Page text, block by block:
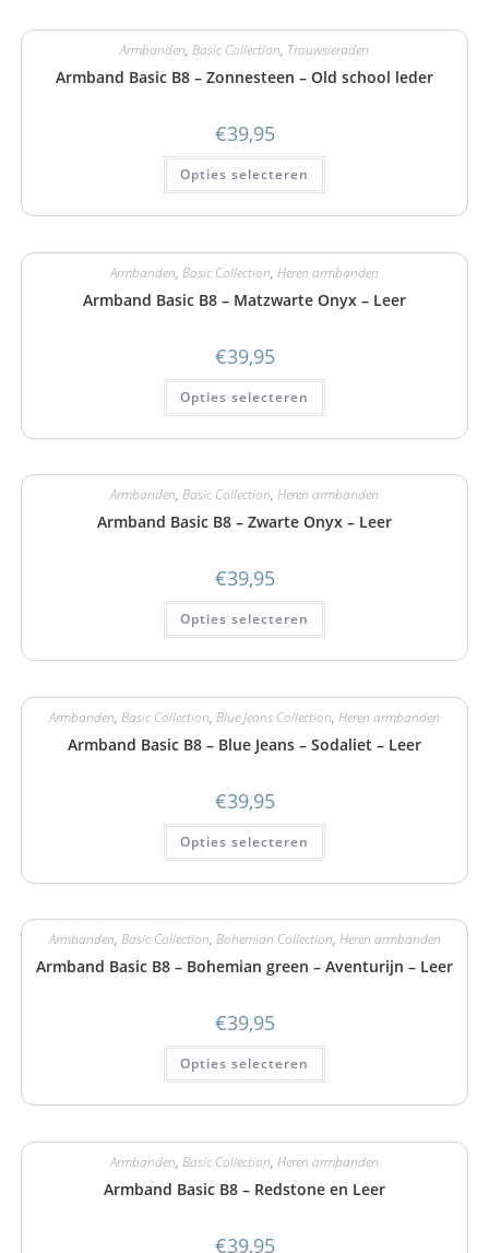
Armbanden, Basic Collection, Trouwsieraden
Armband Basic B8 – Zonnesteen – Old school leder
€39,95
Opties selecteren
Armbanden, Basic Collection, Heren armbanden
Armband Basic B8 – Matzwarte Onyx – Leer
€39,95
Opties selecteren
Armbanden, Basic Collection, Heren armbanden
Armband Basic B8 – Zwarte Onyx – Leer
€39,95
Opties selecteren
Armbanden, Basic Collection, Blue Jeans Collection, Heren armbanden
Armband Basic B8 – Blue Jeans – Sodaliet – Leer
€39,95
Opties selecteren
Armbanden, Basic Collection, Bohemian Collection, Heren armbanden
Armband Basic B8 – Bohemian green – Aventurijn – Leer
€39,95
Opties selecteren
Armbanden, Basic Collection, Heren armbanden
Armband Basic B8 – Redstone en Leer
€39,95